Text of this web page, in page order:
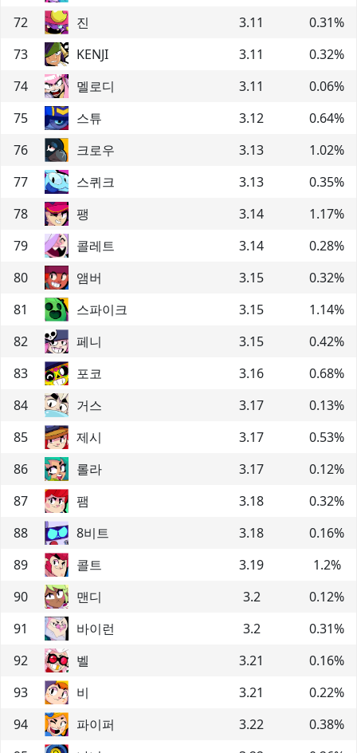
72
진 3.11 0.31%
73
KENJI 3.11 0.32%
74
멜로디 3.11 0.06%
75
스튜 3.12 0.64%
76
크로우 3.13 1.02%
77
스퀴크 3.13 0.35%
78
팽 3.14 1.17%
79
콜레트 3.14 0.28%
80
앰버 3.15 0.32%
81
스파이크 3.15 1.14%
82
페니 3.15 0.42%
83
포코 3.16 0.68%
84
거스 3.17 0.13%
85
제시 3.17 0.53%
86
롤라 3.17 0.12%
87
팸 3.18 0.32%
88
8비트 3.18 0.16%
89
콜트 3.19 1.2%
90
맨디 3.2 0.12%
91
바이런 3.2 0.31%
92
벨 3.21 0.16%
93
비 3.21 0.22%
94
파이퍼 3.22 0.38%